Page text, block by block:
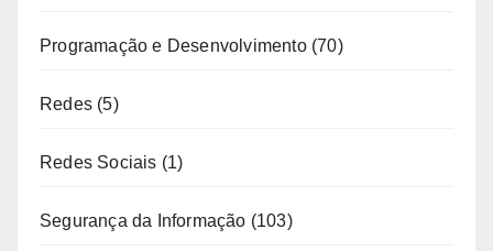
Programação e Desenvolvimento(70)
Redes (5)
Redes Sociais (1)
Segurança da Informação (103)